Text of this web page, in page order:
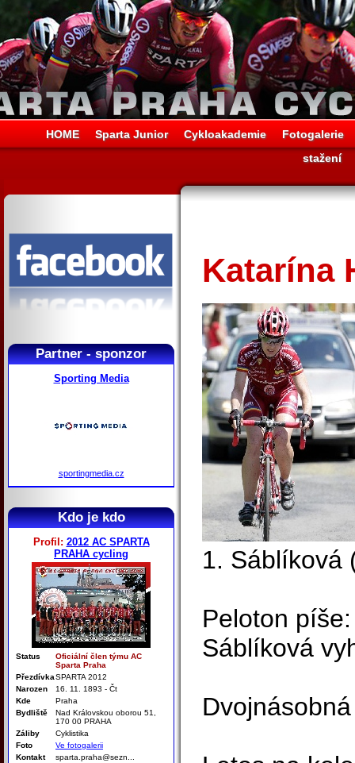
HOME Sparta Junior Cykloakademie
Fotogalerie
stažení
Partner - sponzor
Sporting Media
sportingmedia.cz
Kdo je kdo
Profil: 2012 AC SPARTA
PRAHA cycling
Status
Oficiální člen týmu AC
Sparta Praha
PřezdívkaSPARTA 2012
Narozen
16. 11. 1893 - Čt
Kde
Praha
Bydliště
Nad Královskou oborou 51,
170 00 PRAHA
Záliby
Cyklistika
Foto
Ve fotogalerii
Kontakt
sparta.praha@sezn...
Katarína
1. Sáblíková
Peloton píše:
Sáblíková